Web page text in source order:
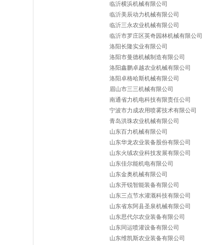
临沂横浜机械有限公司
临沂美辰动力机械有限公司
临沂三永农业机械有限公司
临沂市罗庄区英奇园林机械有限公司
洛阳长隆实业有限公司
洛阳市曼德机械制造有限公司
洛阳鑫鹏卓越农业机械有限公司
洛阳卓格哈斯机械有限公司
眉山市三三机械有限公司
南通省力机电科技有限责任公司
宁波市力成农用喷雾技术有限公司
青岛洪珠农业机械有限公司
山东百力机械有限公司
山东华龙农业装备股份有限公司
山东火绒农业科技发展有限公司
山东佳尔能机电有限公司
山东金奥机械有限公司
山东开锐智能装备有限公司
山东三点节水灌溉科技有限公司
山东省东阿县圣泉机械有限公司
山东思代尔农业装备有限公司
山东同运喷灌设备有限公司
山东维凯斯农业装备有限公司